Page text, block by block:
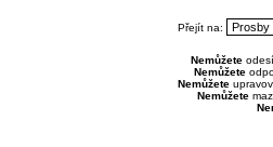
Přejít na:
Nemůžete
Nemůžete
Nemůžete
Nemůžete